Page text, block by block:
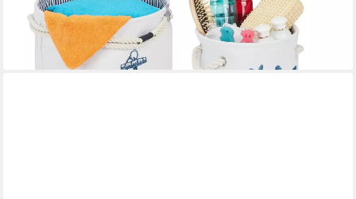
34,99 € UVP59,99 €
-42%
lieferbar - in 2-3 Werktagen bei dir